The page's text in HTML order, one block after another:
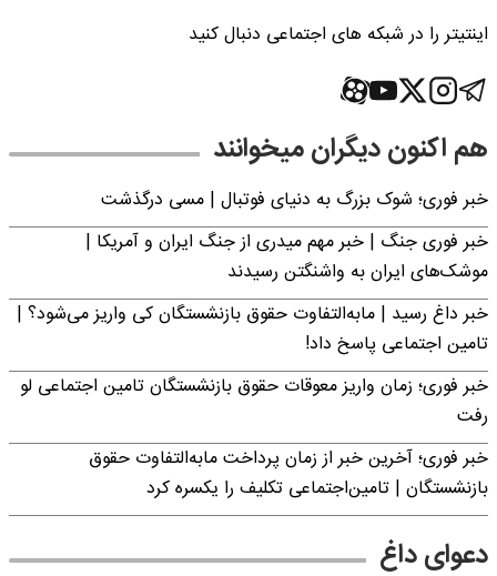
اینتیتر را در شبکه های اجتماعی دنبال کنید
هم اکنون دیگران میخوانند
خبر فوری؛‌ شوک بزرگ به دنیای فوتبال | مسی درگذشت
خبر فوری جنگ | خبر مهم میدری از جنگ ایران و آمریکا |
موشک‌های ایران به واشنگتن رسیدند
خبر داغ رسید | مابه‌التفاوت حقوق بازنشستگان کی واریز می‌شود؟ |
تامین اجتماعی پاسخ داد!
خبر فوری؛ زمان واریز معوقات حقوق بازنشستگان تامین اجتماعی لو
رفت
خبر فوری؛ آخرین خبر از زمان پرداخت مابه‌التفاوت حقوق
بازنشستگان | تامین‌اجتماعی تکلیف را یکسره کرد
دعوای داغ